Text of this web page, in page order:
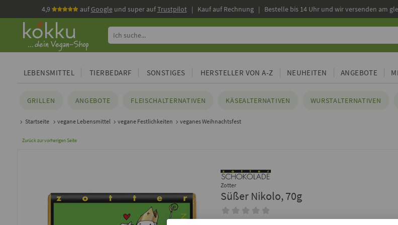
4,9 aufGoogleund super aufTrustpilot| Kauf auf Rechnung | Bestelle bis 14 Uhr und wir versenden am
LEBENSMITTEL TIERBEDARF SONSTIGES HERSTELLER VON A-Z NEUHEITEN ANGEBOTE
GRILLEN ANGEBOTE FLEISCHALTERNATIVEN KÄSEALTERNATIVEN WURSTALTERNATIVEN
Startseite vegane Lebensmittel vegane Festlichkeiten veganes Weihnachtsfest
Zurück zur vorherigen Seite
Zotter
Süßer Nikolo, 70g